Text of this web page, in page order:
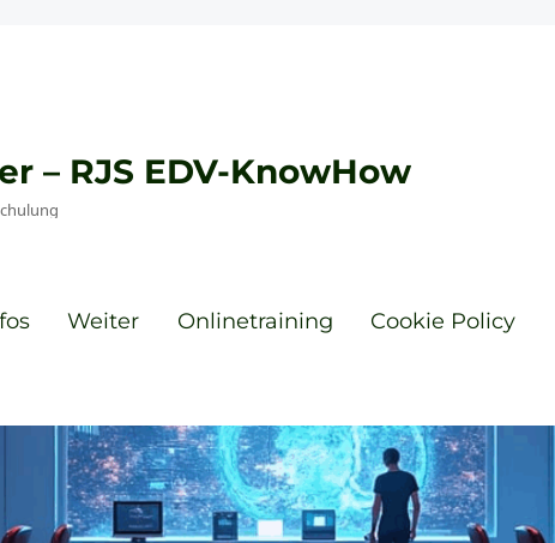
– RJS EDV-KnowHow
Weiter Onlinetraining Cookie Policy